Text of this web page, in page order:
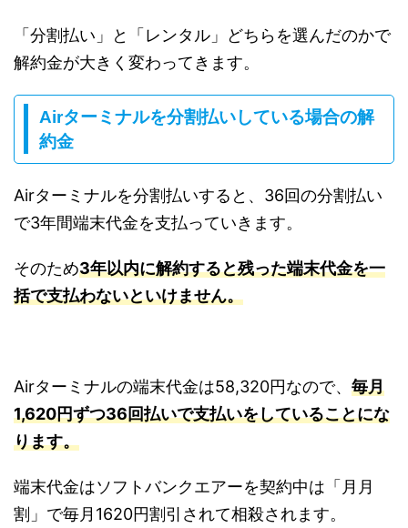
「分割払い」と「レンタル」どちらを選んだのかで
解約金が大きく変わってきます。
Airターミナルを分割払いしている場合の解
約金
Airターミナルを分割払いすると、36回の分割払い
で3年間端末代金を支払っていきます。
そのため3年以内に解約すると残った端末代金を一
括で支払わないといけません。
Airターミナルの端末代金は58,320円なので、 毎月
1,620円ずつ36回払いで支払いをしていることにな
ります。
端末代金はソフトバンクエアーを契約中は「月月
割」で毎月1620円割引されて相殺されます。